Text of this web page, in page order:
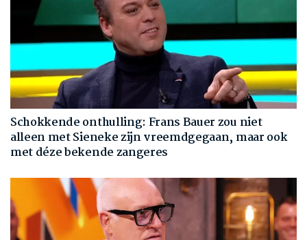
Schokkende onthulling: Frans Bauer zou niet
alleen met Sieneke zijn vreemdgegaan, maar ook
met déze bekende zangeres